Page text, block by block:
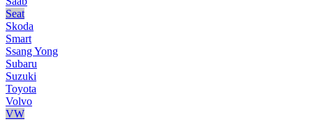
Seat
Skoda
Smart
Ssang Yong
Subaru
Suzuki
Toyota
Volvo
VW